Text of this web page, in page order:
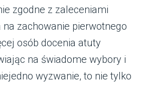
zgodne z zaleceniami
zachowanie pierwotnego
osób docenia atuty
na świadome wybory i
wyzwanie, to nie tylko